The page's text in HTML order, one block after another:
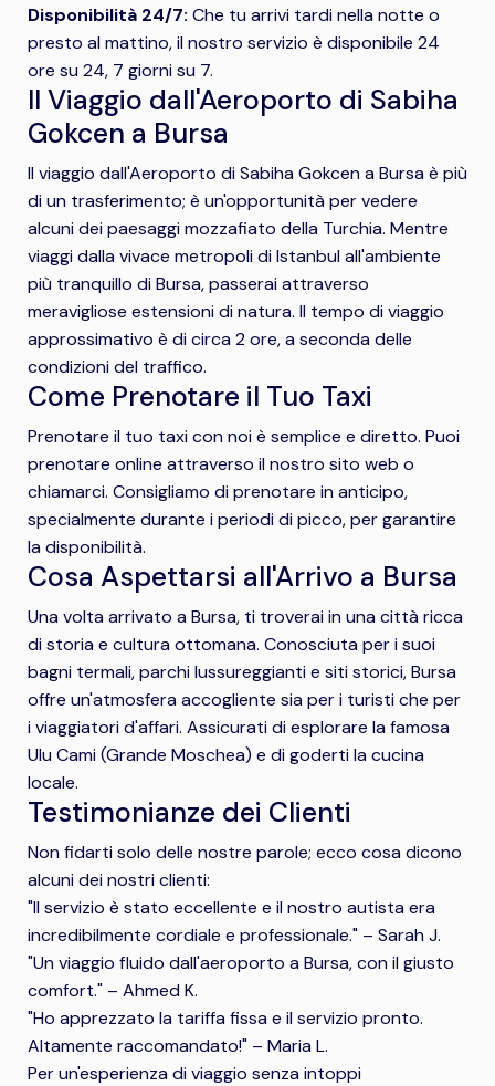
Disponibilità 24/7: Che tu arrivi tardi nella notte o
presto al mattino, il nostro servizio è disponibile 24
ore su 24, 7 giorni su 7.
Il Viaggio dall'Aeroporto di Sabiha
Gokcen a Bursa
Il viaggio dall'Aeroporto di Sabiha Gokcen a Bursa è più
di un trasferimento; è un'opportunità per vedere
alcuni dei paesaggi mozzafiato della Turchia. Mentre
viaggi dalla vivace metropoli di Istanbul all'ambiente
più tranquillo di Bursa, passerai attraverso
meravigliose estensioni di natura. Il tempo di viaggio
approssimativo è di circa 2 ore, a seconda delle
condizioni del traffico.
Come Prenotare il Tuo Taxi
Prenotare il tuo taxi con noi è semplice e diretto. Puoi
prenotare online attraverso il nostro sito web o
chiamarci. Consigliamo di prenotare in anticipo,
specialmente durante i periodi di picco, per garantire
la disponibilità.
Cosa Aspettarsi all'Arrivo a Bursa
Una volta arrivato a Bursa, ti troverai in una città ricca
di storia e cultura ottomana. Conosciuta per i suoi
bagni termali, parchi lussureggianti e siti storici, Bursa
offre un'atmosfera accogliente sia per i turisti che per
i viaggiatori d'affari. Assicurati di esplorare la famosa
Ulu Cami (Grande Moschea) e di goderti la cucina
locale.
Testimonianze dei Clienti
Non fidarti solo delle nostre parole; ecco cosa dicono
alcuni dei nostri clienti:
"Il servizio è stato eccellente e il nostro autista era
incredibilmente cordiale e professionale." – Sarah J.
"Un viaggio fluido dall'aeroporto a Bursa, con il giusto
comfort." – Ahmed K.
"Ho apprezzato la tariffa fissa e il servizio pronto.
Altamente raccomandato!" – Maria L.
Per un'esperienza di viaggio senza intoppi